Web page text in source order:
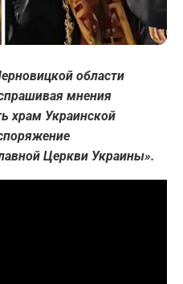
области
мнения
храм Украинской
Церкви Украины».